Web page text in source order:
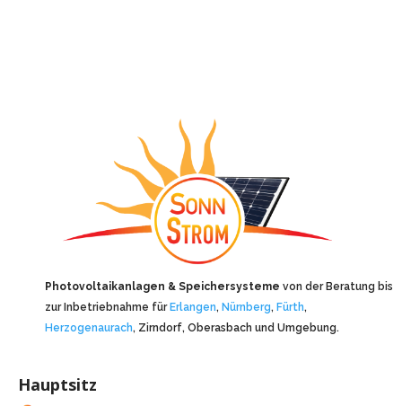
Photovoltaikanlagen & Speichersysteme von der Beratung bis
zur Inbetriebnahme fürErlangen, Nürnberg, Fürth,
Herzogenaurach, Zirndorf, Oberasbach und Umgebung.
Hauptsitz